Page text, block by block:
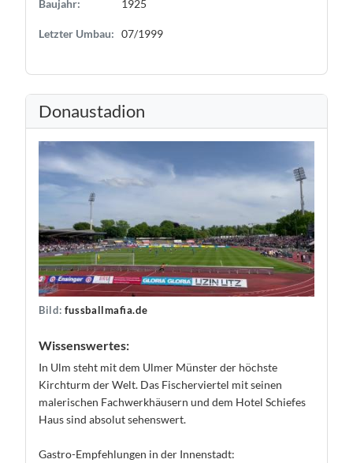
Baujahr: 1925
Letzter Umbau: 07/1999
Donaustadion
Bild: fussballmafia.de
Wissenswertes:
In Ulm steht mit dem Ulmer Münster der höchste
Kirchturm der Welt. Das Fischerviertel mit seinen
malerischen Fachwerkhäusern und dem Hotel Schiefes
Haus sind absolut sehenswert.
Gastro-Empfehlungen in der Innenstadt: